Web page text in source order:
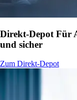
Direkt-DepotFür
und sicher
Zum Direkt-Depot